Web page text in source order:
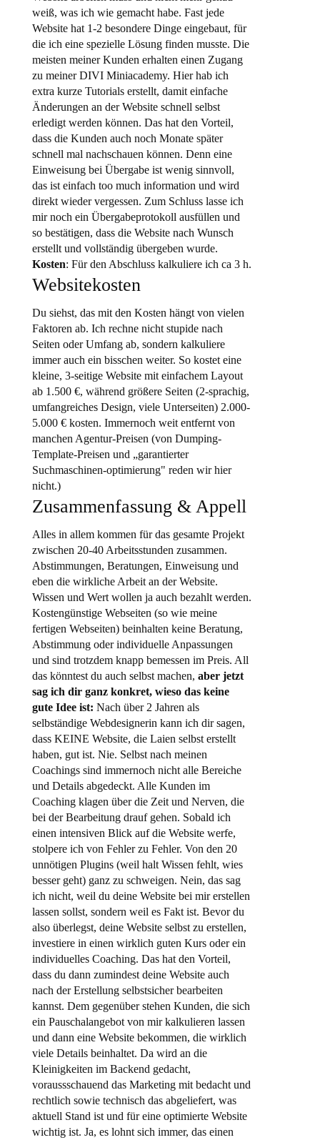
weiß, was ich wie gemacht habe. Fast jede
Website hat 1-2 besondere Dinge eingebaut, für
die ich eine spezielle Lösung finden musste. Die
meisten meiner Kunden erhalten einen Zugang
zu meiner DIVI Miniacademy. Hier hab ich
extra kurze Tutorials erstellt, damit einfache
Änderungen an der Website schnell selbst
erledigt werden können. Das hat den Vorteil,
dass die Kunden auch noch Monate später
schnell mal nachschauen können. Denn eine
Einweisung bei Übergabe ist wenig sinnvoll,
das ist einfach too much information und wird
direkt wieder vergessen. Zum Schluss lasse ich
mir noch ein Übergabeprotokoll ausfüllen und
so bestätigen, dass die Website nach Wunsch
erstellt und vollständig übergeben wurde.
Kosten: Für den Abschluss kalkuliere ich ca 3 h.
Websitekosten
Du siehst, das mit den Kosten hängt von vielen
Faktoren ab. Ich rechne nicht stupide nach
Seiten oder Umfang ab, sondern kalkuliere
immer auch ein bisschen weiter. So kostet eine
kleine, 3-seitige Website mit einfachem Layout
ab 1.500 €, während größere Seiten (2-sprachig,
umfangreiches Design, viele Unterseiten) 2.000-
5.000 € kosten. Immernoch weit entfernt von
manchen Agentur-Preisen (von Dumping-
Template-Preisen und „garantierter
Suchmaschinen-optimierung" reden wir hier
nicht.)
Zusammenfassung & Appell
Alles in allem kommen für das gesamte Projekt
zwischen 20-40 Arbeitsstunden zusammen.
Abstimmungen, Beratungen, Einweisung und
eben die wirkliche Arbeit an der Website.
Wissen und Wert wollen ja auch bezahlt werden.
Kostengünstige Webseiten (so wie meine
fertigen Webseiten) beinhalten keine Beratung,
Abstimmung oder individuelle Anpassungen
und sind trotzdem knapp bemessen im Preis. All
das könntest du auch selbst machen, aber jetzt
sag ich dir ganz konkret, wieso das keine
gute Idee ist: Nach über 2 Jahren als
selbständige Webdesignerin kann ich dir sagen,
dass KEINE Website, die Laien selbst erstellt
haben, gut ist. Nie. Selbst nach meinen
Coachings sind immernoch nicht alle Bereiche
und Details abgedeckt. Alle Kunden im
Coaching klagen über die Zeit und Nerven, die
bei der Bearbeitung drauf gehen. Sobald ich
einen intensiven Blick auf die Website werfe,
stolpere ich von Fehler zu Fehler. Von den 20
unnötigen Plugins (weil halt Wissen fehlt, wies
besser geht) ganz zu schweigen. Nein, das sag
ich nicht, weil du deine Website bei mir erstellen
lassen sollst, sondern weil es Fakt ist. Bevor du
also überlegst, deine Website selbst zu erstellen,
investiere in einen wirklich guten Kurs oder ein
individuelles Coaching. Das hat den Vorteil,
dass du dann zumindest deine Website auch
nach der Erstellung selbstsicher bearbeiten
kannst. Dem gegenüber stehen Kunden, die sich
ein Pauschalangebot von mir kalkulieren lassen
und dann eine Website bekommen, die wirklich
viele Details beinhaltet. Da wird an die
Kleinigkeiten im Backend gedacht,
voraussschauend das Marketing mit bedacht und
rechtlich sowie technisch das abgeliefert, was
aktuell Stand ist und für eine optimierte Website
wichtig ist. Ja, es lohnt sich immer, das einen